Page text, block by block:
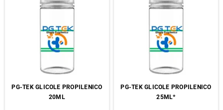
PG-TEK GLICOLE PROPILENICO
20ML
PG-TEK GLICOLE PROPILENICO
25ML*